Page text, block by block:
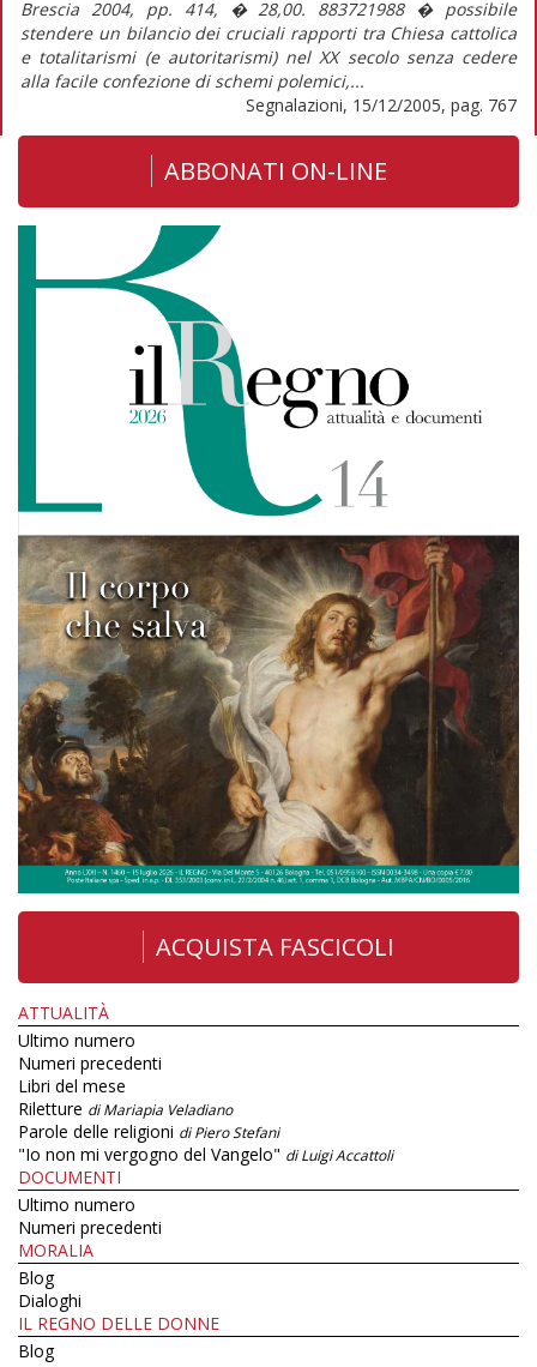
Brescia 2004, pp. 414, � 28,00. 883721988 � possibile
stendere un bilancio dei cruciali rapporti tra Chiesa cattolica
e totalitarismi (e autoritarismi) nel XX secolo senza cedere
alla facile confezione di schemi polemici,...
Segnalazioni, 15/12/2005, pag. 767
ABBONATI ON-LINE
ACQUISTA FASCICOLI
ATTUALITÀ
Ultimo numero
Numeri precedenti
Libri del mese
Riletture di Mariapia Veladiano
Parole delle religioni di Piero Stefani
"Io non mi vergogno del Vangelo" di Luigi Accattoli
DOCUMENTI
Ultimo numero
Numeri precedenti
MORALIA
Blog
Dialoghi
IL REGNO DELLE DONNE
Blog